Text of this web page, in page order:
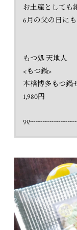
お土産としても
6月の父の日に
もつ処 天地人
<もつ鍋>
本格博多もつ鍋
1,980円